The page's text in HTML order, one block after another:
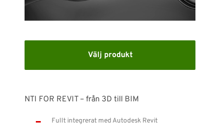
SUPPORT
WEBSHOP
Support
010-1016690support-se@nti-group.com
Välj produkt
NTI FOR REVIT – från 3D till BIM
Fullt integrerat med Autodesk Revit